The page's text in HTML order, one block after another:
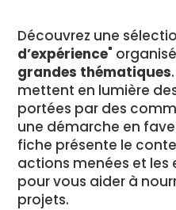
Découvrez une
d’expérience"
grandes thématiques
mettent en lumière
portées par des
une démarche en
fiche présente le
actions menées et les
pour vous aider à
projets.